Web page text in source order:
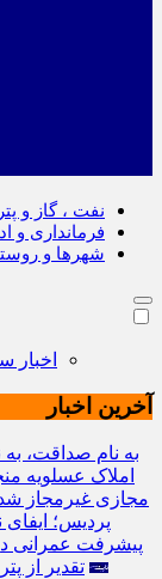
نفت ، گاز و
فرمانداری و
شهرها و
اخبار
آخرین اخبار
به نام صداقت، به
املاک عسلویه
مجازی غیرمجاز
پردیس؛
پیشرفت عمرانی در چاه مبارک؛ ۶
تقدیر از